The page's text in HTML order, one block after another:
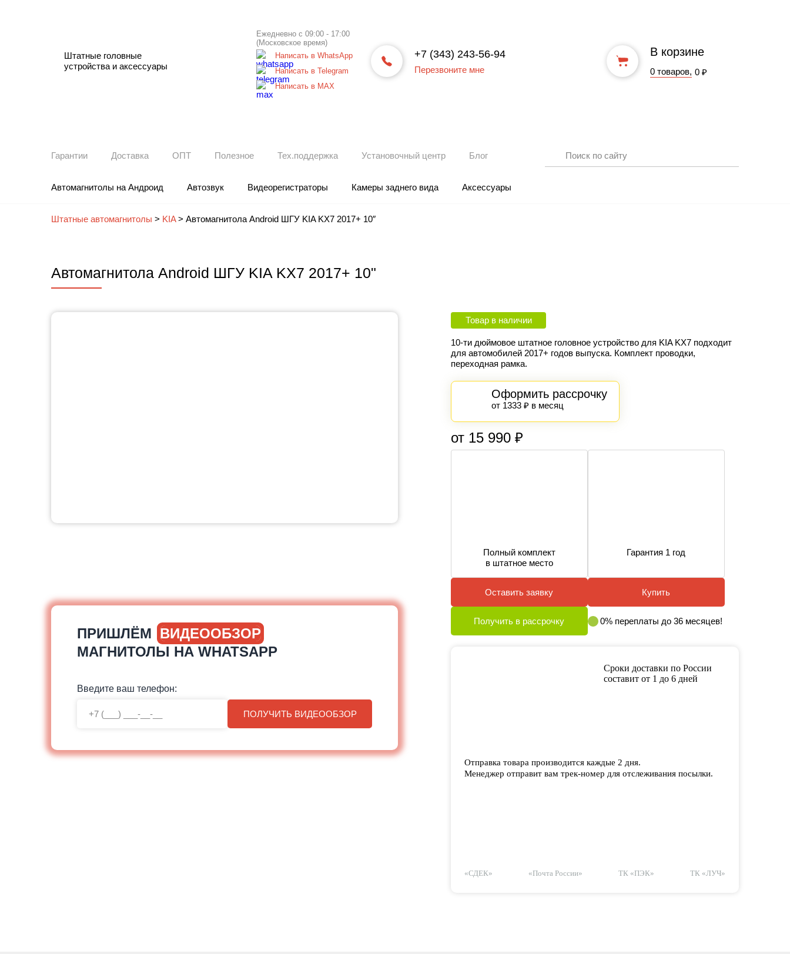
Штатные головные
устройства и аксессуары
Ежедневно с 09:00 - 17:00
(Московское время)
Написать в WhatsApp
Написать в Telegram
Написать в МАХ
+7 (343) 243-56-94
Перезвоните мне
В корзине
0 товаров, 0 ₽
Гарантии Доставка ОПТ Полезное Тех.поддержка Установочный центр Блог
Автомагнитолы на Андроид Автозвук Видеорегистраторы Камеры заднего вида Аксессуары
Штатные автомагнитолы > KIA> Автомагнитола Android ШГУ KIA KX7 2017+ 10″
Автомагнитола Android ШГУ KIA KX7 2017+ 10"
ПРИШЛЁМ ВИДЕООБЗОР
МАГНИТОЛЫ НА WHATSAPP
Введите ваш телефон:
ПОЛУЧИТЬ ВИДЕООБЗОР
Товар в наличии
10-ти дюймовое штатное головное устройство для KIA KX7 подходит
для автомобилей 2017+ годов выпуска. Комплект проводки,
переходная рамка.
Оформить рассрочку
от 1333 ₽ в месяц
от 15 990 ₽
Полный комплект
в штатное место
Гарантия 1 год
Оставить заявку Купить
Получить в рассрочку 0% переплаты до 36 месяцев!
Сроки доставки по России
составит от 1 до 6 дней
Отправка товара производится каждые 2 дня.
Менеджер отправит вам трек-номер для отслеживания посылки.
«СДЕК» «Почта России» ТК «ПЭК» ТК «ЛУЧ»